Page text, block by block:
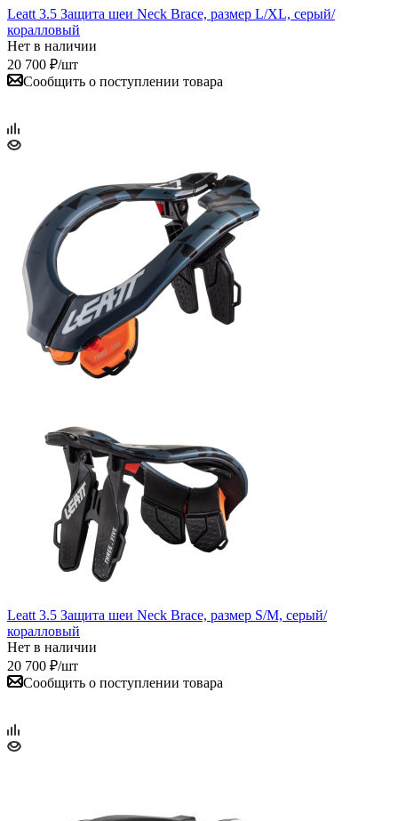
Leatt 3.5 Защита шеи Neck Brace, размер L/XL, серый/
коралловый
Нет в наличии
20 700 ₽/шт
Сообщить о поступлении товара
Leatt 3.5 Защита шеи Neck Brace, размер S/M, серый/
коралловый
Нет в наличии
20 700 ₽/шт
Сообщить о поступлении товара